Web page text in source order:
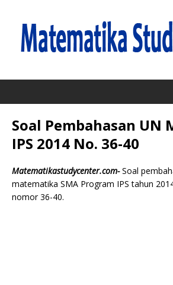
Soal Pembahasan UN
IPS 2014 No. 36-40
Matematikastudycenter.com-Soal
matematika SMA Program IPS tahun
nomor 36-40.